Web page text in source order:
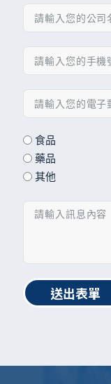
食品
藥品
其他
送出表單